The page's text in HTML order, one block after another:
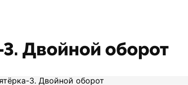
Двойной оборот